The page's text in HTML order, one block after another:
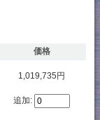
価格
1,019,735円
追加: